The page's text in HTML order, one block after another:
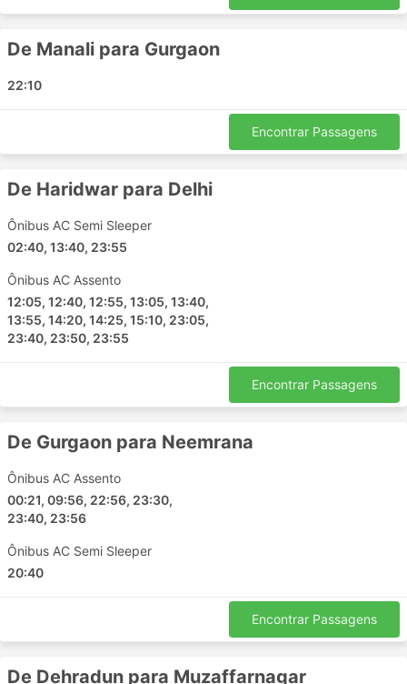
Vasco da Gama Goa
Goa
Ambala
Ujjain
Pandoh
Chirawa
Bengaluru
Mohali
Raebareli
Dharwad
Manesar Gurugram
Haridwar
Varanasi
Karnal
Barabanki
De Manali para Gurgaon
22:10
Encontrar Passagens
De Haridwar para Delhi
Ônibus AC Semi Sleeper
02:40, 13:40, 23:55
Ônibus AC Assento
12:05, 12:40, 12:55, 13:05, 13:40,
13:55, 14:20, 14:25, 15:10, 23:05,
23:40, 23:50, 23:55
Encontrar Passagens
De Gurgaon para Neemrana
Ônibus AC Assento
00:21, 09:56, 22:56, 23:30,
23:40, 23:56
Ônibus AC Semi Sleeper
20:40
Encontrar Passagens
De Dehradun para Muzaffarnagar